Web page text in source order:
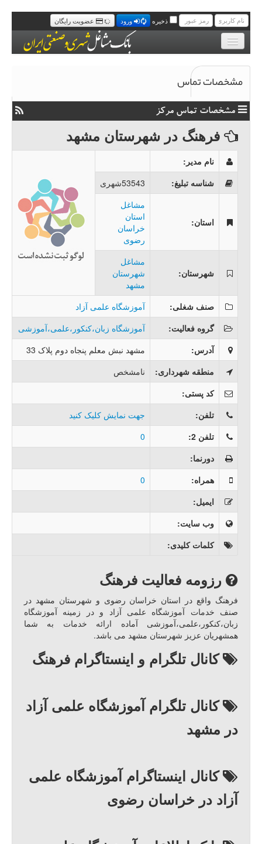
ذخیره ورود عضویت رایگان
بانک موبایل مشاغل
مجله خبری مشاغل
سامانه پیامک رایگان مشاغل
تماس با ما
مشخصات تماس
مشخصات تماس مرکز
فرهنگ در شهرستان مشهد
نام مدیر :
شناسه تبلیغ: 53543شهری
استان:
مشاغل
استان
خراسان
رضوی
شهرستان:
مشاغل
شهرستان
مشهد
صنف شغلی:
آموزشگاه علمی آزاد
گروه فعالیت:
آموزشگاه زبان،کنکور،علمی،آموزشی
آدرس:
مشهد نبش معلم پنجاه دوم پلاک 33
منطقه شهرداری:
نامشخص
کد پستی:
تلفن:
جهت نمایش کلیک کنید
تلفن 2
:
0
دورنما:
همراه:
0
ایمیل:
وب سایت:
کلمات کلیدی:
رزومه فعالیت فرهنگ
فرهنگ واقع در استان خراسان رضوی و شهرستان مشهد در
صنف خدمات آموزشگاه علمی آزاد و در زمینه آموزشگاه
زبان،کنکور،علمی،آموزشی آماده ارائه خدمات به شما
همشهریان عزیز شهرستان مشهد می باشد.
کانال تلگرام و اینستاگرام فرهنگ
کانال تلگرام آموزشگاه علمی آزاد
در مشهد
کانال اینستاگرام آموزشگاه علمی
آزاد در خراسان رضوی